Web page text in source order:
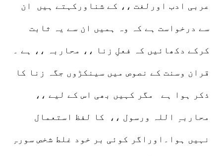
عربی ادب اورلغت ،، کے شناورکہتے ہیں ان
سے درخواست ہے کہ وہ ہمیں ان سے یہ ثابت
کرکے دکھائیں کہ فعلِ زنا ،، محاربہ ،، ہے ۔
قران وسنت کے نصوص میں سینکڑوں جگہ زنا کا
ذکر ہوا ہے مگر کہیں بھی اس کے لیے ،،
محاربہِ اللہ ورسول ،، کا لفظ استعمال
نہیں ہوا۔اوراگر کوئی بر خود غلط شخص سورہِ